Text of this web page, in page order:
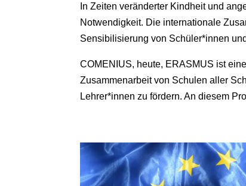
In Zeiten veränderter Kindheit und
Notwendigkeit. Die internationale
Sensibilisierung von Schüler*innen
COMENIUS, heute, ERASMUS ist
Zusammenarbeit von Schulen aller
Lehrer*innen zu fördern. An diesem